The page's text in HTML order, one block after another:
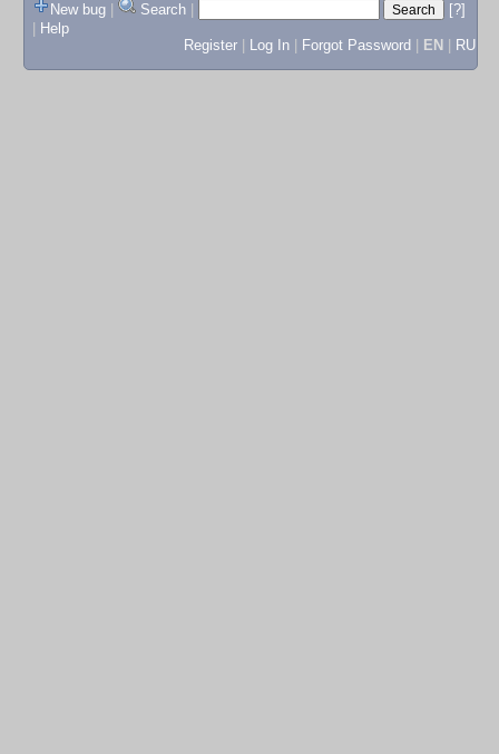
New bug
Search
[?]
Help
Register
Log In Forgot Password EN RU